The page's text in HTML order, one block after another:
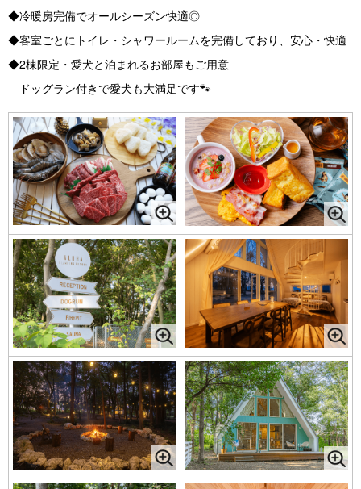
◆冷暖房完備でオールシーズン快適◎
◆客室ごとにトイレ・シャワールームを完備しており、安心・快適
◆2棟限定・愛犬と泊まれるお部屋もご用意
ドッグラン付きで愛犬も大満足です🐾